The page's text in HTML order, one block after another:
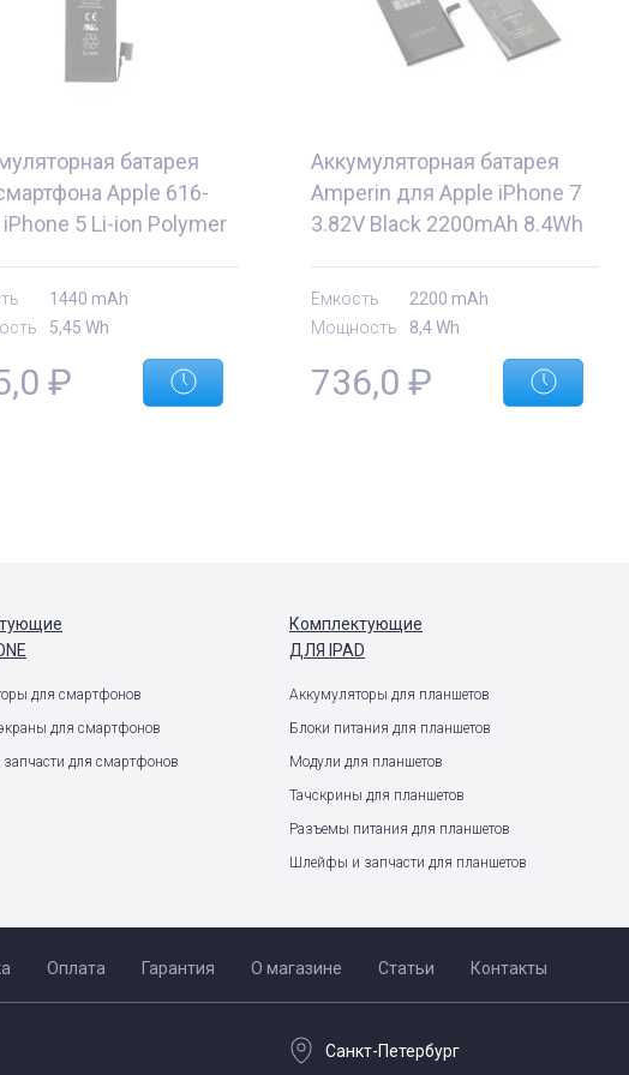
батарея
Apple 616-
5 Li-ion Polymer
1440 mAh
5,45 Wh
₽
Аккумуляторная батарея
Amperin для Apple iPhone 7
3.82V Black 2200mAh 8.4Wh
Емкость
2200 mAh
Мощность
8,4 Wh
736,0 ₽
для смартфонов
для смартфонов
для смартфонов
Комплектующие
ДЛЯ IPAD
Аккумуляторы для планшетов
Блоки питания для планшетов
Модули для планшетов
Тачскрины для планшетов
Разъемы питания для планшетов
Шлейфы и запчасти для планшетов
Оплата Гарантия О магазине Статьи Контакты
Санкт-Петербург